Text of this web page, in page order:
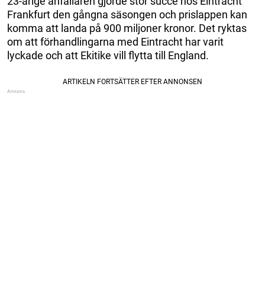
Frankfurt den gångna säsongen och prislappen kan
komma att landa på 900 miljoner kronor. Det ryktas
om att förhandlingarna med Eintracht har varit
lyckade och att Ekitike vill flytta till England.